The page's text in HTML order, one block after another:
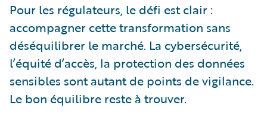
Pour les régulateurs, le défi est clair :
accompagner cette transformation sans
déséquilibrer le marché. La cybersécurité,
l’équité d’accès, la protection des données
sensibles sont autant de points de vigilance.
Le bon équilibre reste à trouver.